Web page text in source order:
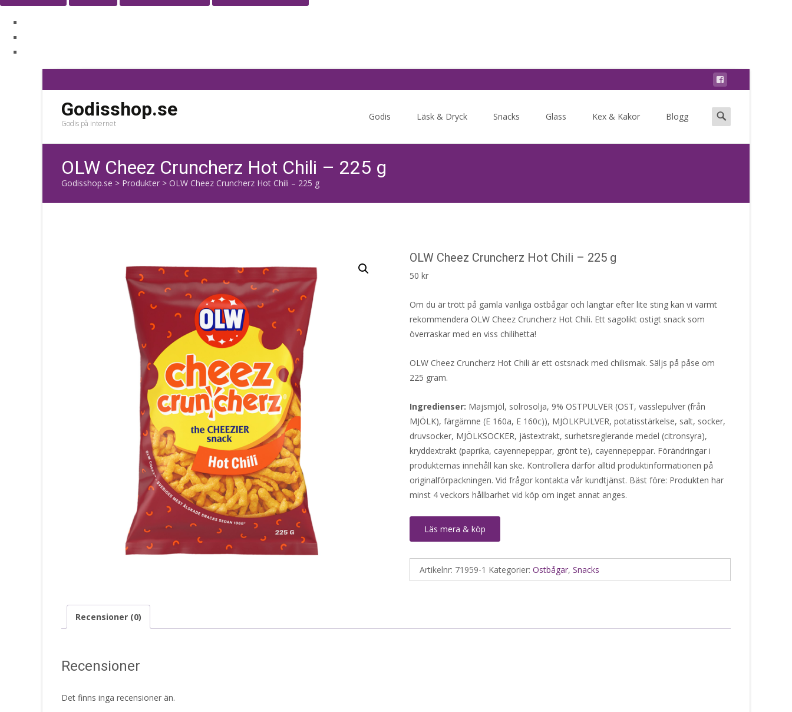
Godisshop.se
Godis på internet
Godis Läsk & Dryck Snacks Glass Kex & Kakor Blogg
Search
for:
OLW Cheez Cruncherz Hot Chili – 225 g
Godisshop.se > Produkter > OLW Cheez Cruncherz Hot Chili – 225 g
OLW Cheez Cruncherz Hot Chili – 225 g
50 kr
Om du är trött på gamla vanliga ostbågar och längtar efter lite sting kan vi varmt
rekommendera OLW Cheez Cruncherz Hot Chili. Ett sagolikt ostigt snack som
överraskar med en viss chilihetta!
OLW Cheez Cruncherz Hot Chili är ett ostsnack med chilismak. Säljs på påse om
225 gram.
Ingredienser: Majsmjöl, solrosolja, 9% OSTPULVER (OST, vasslepulver (från
MJÖLK), färgämne (E 160a, E 160c)), MJÖLKPULVER, potatisstärkelse, salt, socker,
druvsocker, MJÖLKSOCKER, jästextrakt, surhetsreglerande medel (citronsyra),
kryddextrakt (paprika, cayennepeppar, grönt te), cayennepeppar. Förändringar i
produkternas innehåll kan ske. Kontrollera därför alltid produktinformationen på
originalförpackningen. Vid frågor kontakta vår kundtjänst. Bäst före: Produkten har
minst 4 veckors hållbarhet vid köp om inget annat anges.
Läs mera & köp
Artikelnr: 71959-1 Kategorier: Ostbågar, Snacks
Recensioner (0)
Recensioner
Det finns inga recensioner än.